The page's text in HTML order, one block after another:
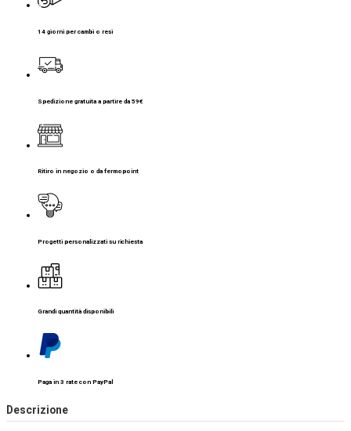
14 giorni per cambi o resi
Spedizione gratuita a partire da 59€
Ritiro in negozio o da fermopoint
Progetti personalizzati su richiesta
Grandi quantità disponibili
Paga in 3 rate con PayPal
Descrizione